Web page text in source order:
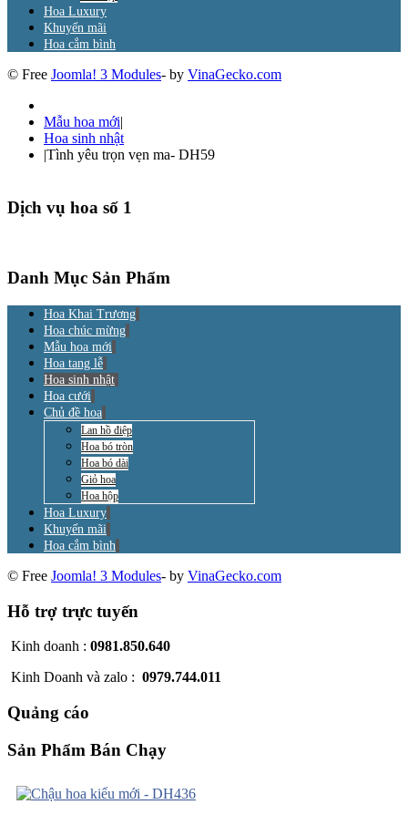
Hoa Luxury
Khuyến mãi
Hoa cắm bình
© Free Joomla! 3 Modules- by VinaGecko.com
Mẫu hoa mới|
Hoa sinh nhật
|Tình yêu trọn vẹn ma- DH59
Dịch vụ hoa số 1
Danh Mục Sản Phẩm
Hoa Khai Trương
Hoa chúc mừng
Mẫu hoa mới
Hoa tang lễ
Hoa sinh nhật
Hoa cưới
Chủ đề hoa
Lan hồ điệp
Hoa bó tròn
Hoa bó dài
Giỏ hoa
Hoa hộp
Hoa Luxury
Khuyến mãi
Hoa cắm bình
© Free Joomla! 3 Modules- by VinaGecko.com
Hỗ trợ trực tuyến
Kinh doanh : 0981.850.640
Kinh Doanh và zalo : 0979.744.011
Quảng cáo
Sản Phẩm Bán Chạy